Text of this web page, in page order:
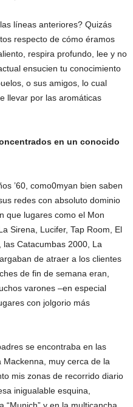
líneas anteriores? Quizás
respecto de cómo éramos
respira profundo, lee y no
ensucien tu conocimiento
o sus amigos, lo cual
llevar por las aromáticas
en un conocido
’60, como0myan bien saben
redes con absoluto dominio
que lugares como el Mon
Sirena, Lucifer, Tap Room, El
las Catacumbas 2000, La
de atraer a los clientes
de fin de semana eran,
varones –en especial
con jolgorio más
se encontraba en las
muy cerca de la
mis zonas de recorrido diario
inigualable esquina,